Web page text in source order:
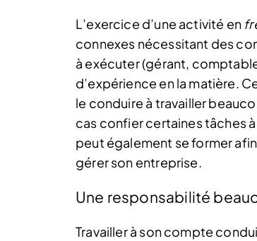
L’exercice d’une activité en
connexes nécessitant des
à exécuter (gérant,
d’expérience en la matière.
le conduire à travailler
cas confier certaines tâches
peut également se former
gérer son entreprise.
Une responsabilité
Travailler à son compte